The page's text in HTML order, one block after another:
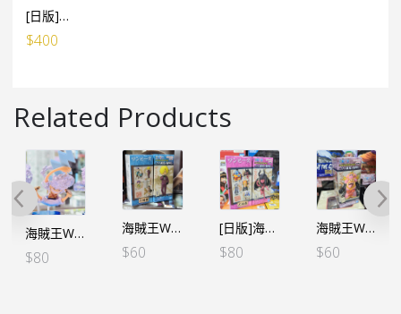
[日版]海賊王WCF -FILM RED- VOL.3（5個SET）（日）
$400
Related Products
海賊王WCF -路飛五檔 收藏套裝金屬色-B款單個
$80
海賊王WCF -和之國鬼島篇- VOL.5 山治
$60
[日版]海賊王WCF -和之國鬼島篇- VOL.6 – 惡魔羅賓
$80
海賊王WCF -和之國鬼島篇- VOL.1 大媽
$60